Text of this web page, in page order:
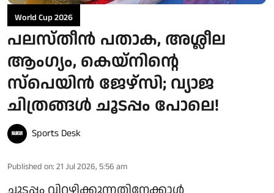
World Cup 2026
പലസ്തീൻ പതാക, അശ്ലീല
ആംഗ്യം, കെയ്‌നിന്റെ
സ്‌പെയിൻ ജേഴ്‌സി; വ്യാജ
ചിത്രങ്ങൾ ചൂടപ്പം പോലെ!
Sports Desk
Published on: 21 Jul 2026, 5:56 am